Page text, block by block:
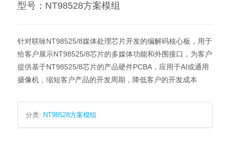
型号：NT98528方案模组
针对联咏NT98525/8媒体处理芯片开发的编解码核心板，用于
给客户展示NT98525/8芯片的多媒体功能和外围接口，为客户
提供基于NT98525/8芯片的产品硬件PCBA，应用于AI或通用
摄像机，缩短客户产品的开发周期，降低客户的开发成本
分类: NT98528方案模组